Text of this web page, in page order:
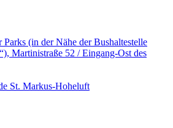
(in der Nähe der Bushaltestelle
Martinistraße 52 / Eingang-Ost des
St. Markus-Hoheluft